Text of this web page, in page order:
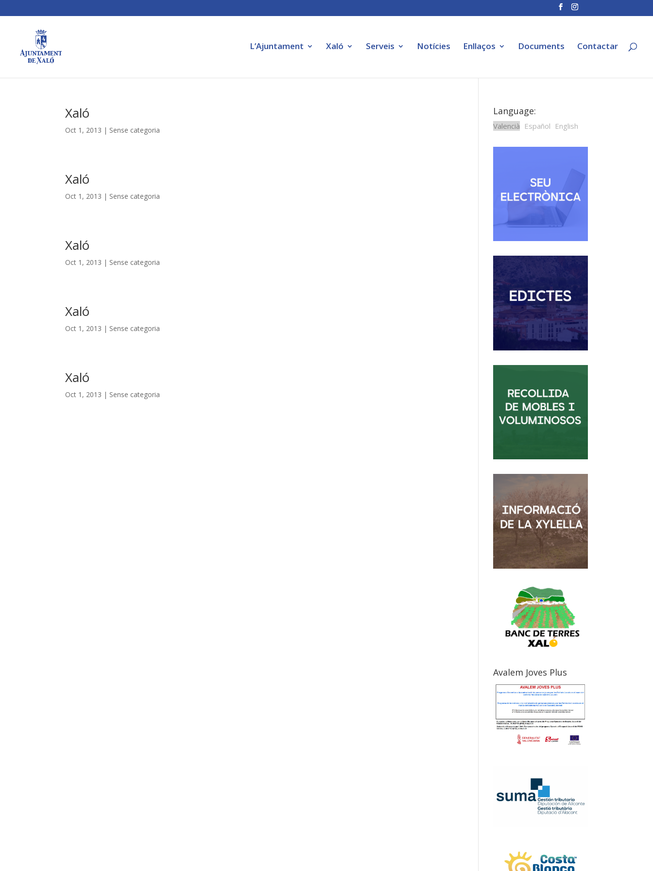
L’Ajuntament Xaló Serveis Notícies Enllaços Documents Contactar
Xaló
Oct 1, 2013 | Sense categoria
Xaló
Oct 1, 2013 | Sense categoria
Xaló
Oct 1, 2013 | Sense categoria
Xaló
Oct 1, 2013 | Sense categoria
Xaló
Oct 1, 2013 | Sense categoria
Language:
Valencià Español English
Avalem Joves Plus